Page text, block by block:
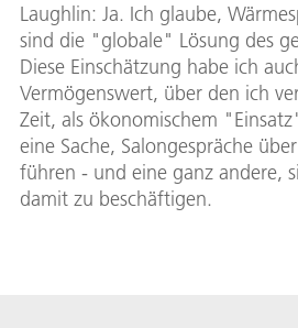
Laughlin: Ja. Ich glaube,
sind die "globale" Lösung des
Diese Einschätzung habe ich
Vermögenswert, über den ich
Zeit, als ökonomischem
eine Sache, Salongespräche
führen - und eine ganz andere,
damit zu beschäftigen.